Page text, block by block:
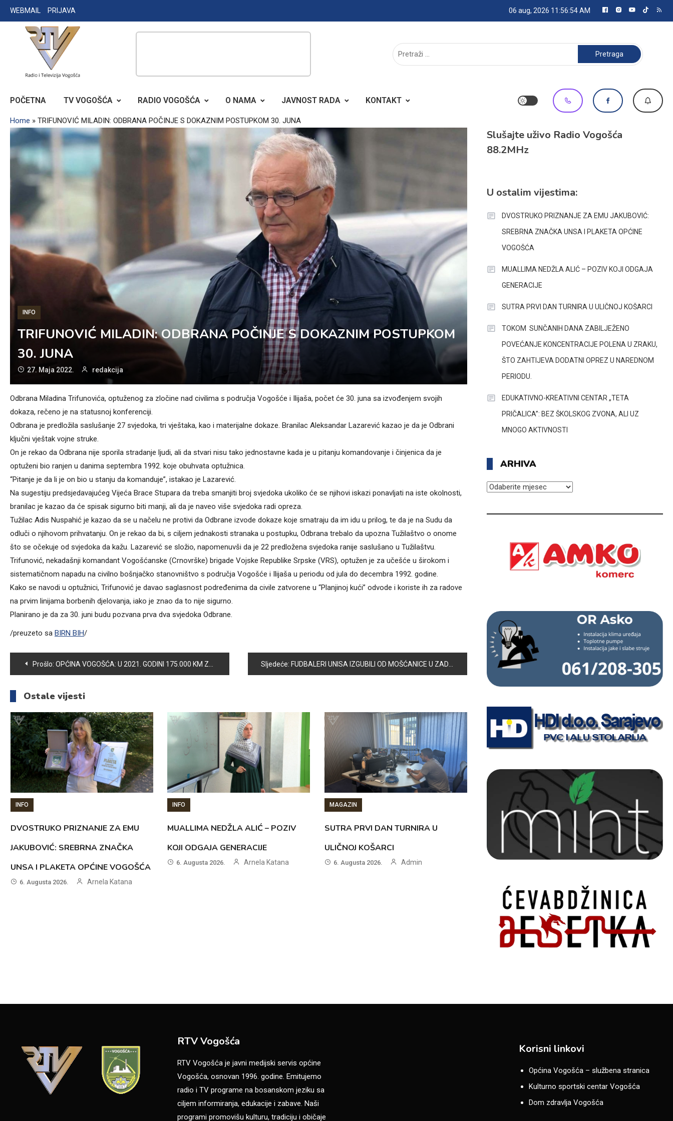
Skip
to
WEBMAIL PRIJAVA 06 aug, 2026 11:56:55 AM
RADIO TELEVIZIJA VOGOŠĆA
Pretraga:
POČETNA TV VOGOŠĆA RADIO VOGOŠĆA O NAMA JAVNOST RADA KONTAKT
Home » TRIFUNOVIĆ MILADIN: ODBRANA POČINJE S DOKAZNIM POSTUPKOM 30. JUNA
INFO
TRIFUNOVIĆ MILADIN: ODBRANA POČINJE S DOKAZNIM POSTUPKOM
30. JUNA
27. Maja 2022. redakcija
Odbrana Miladina Trifunovića, optuženog za zločine nad civilima s područja Vogošće i Ilijaša, počet će 30. juna sa izvođenjem svojih
dokaza, rečeno je na statusnoj konferenciji.
Odbrana je predložila saslušanje 27 svjedoka, tri vještaka, kao i materijalne dokaze. Branilac Aleksandar Lazarević kazao je da je Odbrani
ključni vještak vojne struke.
On je rekao da Odbrana nije sporila stradanje ljudi, ali da stvari nisu tako jednostavne kada je u pitanju komandovanje i činjenica da je
optuženi bio ranjen u danima septembra 1992. koje obuhvata optužnica.
“Pitanje je da li je on bio u stanju da komanduje”, istakao je Lazarević.
Na sugestiju predsjedavajućeg Vijeća Brace Stupara da treba smanjiti broj svjedoka ukoliko će se njihovi iskazi ponavljati na iste okolnosti,
branilac je kazao da će spisak sigurno biti manji, ali da je naveo više svjedoka radi opreza.
Tužilac Adis Nuspahić je kazao da se u načelu ne protivi da Odbrane izvode dokaze koje smatraju da im idu u prilog, te da je na Sudu da
odluči o njihovom prihvatanju. On je rekao da bi, s ciljem jednakosti stranaka u postupku, Odbrana trebalo da upozna Tužilaštvo o onome
što se očekuje od svjedoka da kažu. Lazarević se složio, napomenuvši da je 22 predložena svjedoka ranije saslušano u Tužilaštvu.
Trifunović, nekadašnji komandant Vogošćanske (Crnovrške) brigade Vojske Republike Srpske (VRS), optužen je za učešće u širokom i
sistematičnom napadu na civilno bošnjačko stanovništvo s područja Vogošće i Ilijaša u periodu od jula do decembra 1992. godine.
Kako se navodi u optužnici, Trifunović je davao saglasnost podređenima da civile zatvorene u “Planjinoj kući” odvode i koriste ih za radove
na prvim linijama borbenih djelovanja, iako je znao da to nije sigurno.
Planirano je da za 30. juni budu pozvana prva dva svjedoka Odbrane.
/preuzeto sa BIRN BIH/
Navigacija
članaka
Prošlo: OPĆINA VOGOŠĆA: U 2021. GODINI 175.000 KM ZA PROJEKTE BORAČKIH UDRUŽENJA Sljedeće: FUDBALERI UNISA IZGUBILI OD MOŠĆANICE U ZADNJOJ UTAKMICI NA SVOM TERENU OVE SEZONE
Ostale vijesti
INFO
DVOSTRUKO PRIZNANJE ZA EMU
JAKUBOVIĆ: SREBRNA ZNAČKA
UNSA I PLAKETA OPĆINE VOGOŠĆA
6. Augusta 2026. Arnela Katana
INFO
MUALLIMA NEDŽLA ALIĆ – POZIV
KOJI ODGAJA GENERACIJE
6. Augusta 2026. Arnela Katana
MAGAZIN
SUTRA PRVI DAN TURNIRA U
ULIČNOJ KOŠARCI
6. Augusta 2026. Admin
Slušajte uživo Radio Vogošća
88.2MHz
U ostalim vijestima:
DVOSTRUKO PRIZNANJE ZA EMU JAKUBOVIĆ:
SREBRNA ZNAČKA UNSA I PLAKETA OPĆINE
VOGOŠĆA
MUALLIMA NEDŽLA ALIĆ – POZIV KOJI ODGAJA
GENERACIJE
SUTRA PRVI DAN TURNIRA U ULIČNOJ KOŠARCI
TOKOM SUNČANIH DANA ZABILJEŽENO
POVEĆANJE KONCENTRACIJE POLENA U ZRAKU,
ŠTO ZAHTIJEVA DODATNI OPREZ U NAREDNOM
PERIODU.
EDUKATIVNO-KREATIVNI CENTAR „TETA
PRIČALICA”: BEZ ŠKOLSKOG ZVONA, ALI UZ
MNOGO AKTIVNOSTI
ARHIVA
ARHIVA
RTV Vogošća
RTV Vogošća je javni medijski servis općine
Vogošća, osnovan 1996. godine. Emitujemo
radio i TV programe na bosanskom jeziku sa
ciljem informiranja, edukacije i zabave. Naši
programi promovišu kulturu, tradiciju i običaje
Korisni linkovi
Općina Vogošća – službena stranica
Kulturno sportski centar Vogošća
Dom zdravlja Vogošća